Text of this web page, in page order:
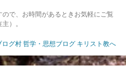
で、お時間があるときお気軽にご覧
）。